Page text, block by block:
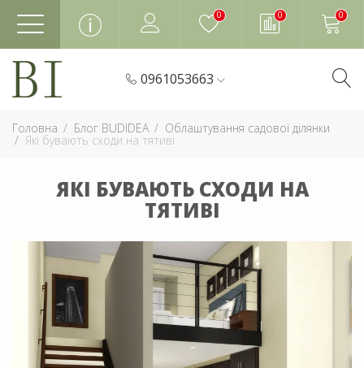
0 0 0
0961053663
Головна Блог BUDIDEA Облаштування садової ділянки
Які бувають сходи на тятиві
ЯКІ БУВАЮТЬ СХОДИ НА
ТЯТИВІ